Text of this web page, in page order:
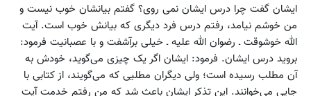
ایشان گفت چرا درس ایشان نمی روی؟ گفتم بیانشان خوب نیست و
من خوشم نیامد، رفتم درس فرد دیگری که بیانش خوب است. آیت
الله خوشوقت ـ رضوان الله علیه ـ خیلی برآشفت و با عصبانیت فرمود:
بروید درس ایشان. فرمود: ایشان اگر یک چیزی می‌گوید، خودش به
آن مطلب رسیده است؛ ولی دیگران مطلیی که می‌گویند، از کتابی با
جایی می‌خوانند. این تذکر ایشان باعث شد که من رفتم خدمت آیت